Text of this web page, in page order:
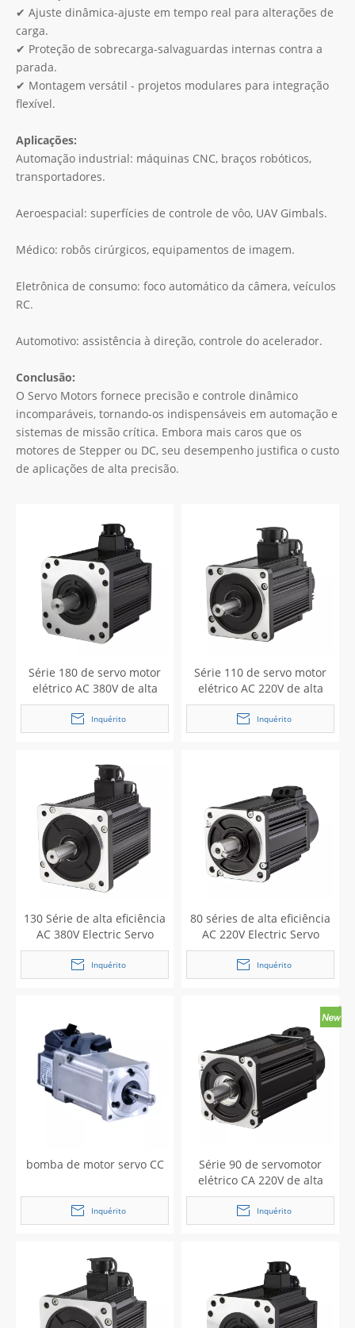
✔ Ajuste dinâmica-ajuste em tempo real para alterações de
carga.
✔ Proteção de sobrecarga-salvaguardas internas contra a
parada.
✔ Montagem versátil - projetos modulares para integração
flexível.
Aplicações:
Automação industrial: máquinas CNC, braços robóticos,
transportadores.
Aeroespacial: superfícies de controle de vôo, UAV Gimbals.
Médico: robôs cirúrgicos, equipamentos de imagem.
Eletrônica de consumo: foco automático da câmera, veículos
RC.
Automotivo: assistência à direção, controle do acelerador.
Conclusão:
O Servo Motors fornece precisão e controle dinâmico
incomparáveis, tornando-os indispensáveis ​​em automação e
sistemas de missão crítica. Embora mais caros que os
motores de Stepper ou DC, seu desempenho justifica o custo
de aplicações de alta precisão.
Série 180 de servo motor
elétrico AC 380V de alta
eficiência para
puncionadeira CNC
Inquérito
Série 110 de servo motor
elétrico AC 220V de alta
eficiência para impressora
jato de tinta
Inquérito
130 Série de alta eficiência
AC 380V Electric Servo
Motor para máquina de
revestimento
Inquérito
80 séries de alta eficiência
AC 220V Electric Servo
Motor para equipamentos
industriais
Inquérito
bomba de motor servo CC
Inquérito
Série 90 de servomotor
elétrico CA 220V de alta
eficiência para caixa
automático
Inquérito